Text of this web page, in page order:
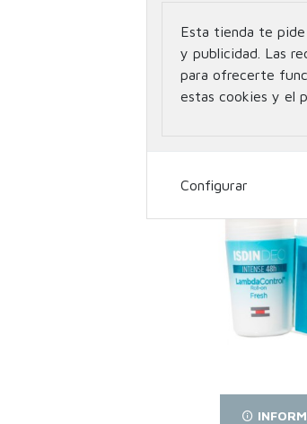
SVR SPIRIAL
DESODORANTE
Esta tienda te
y publicidad. Las
para ofrecerte
estas cookies y el